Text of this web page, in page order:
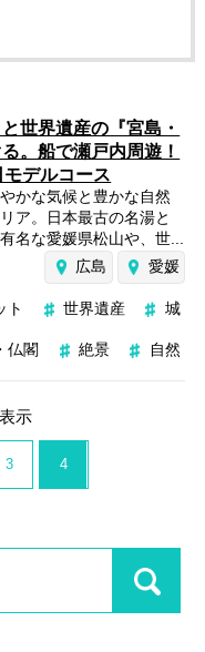
世界遺産の『宮島・
。船で瀬戸内周遊！
デルコース
かな気候と豊かな自然
ア。日本最古の名湯と
名な愛媛県松山や、世...
広島
愛媛
ト 世界遺産 城
仏閣 絶景 自然
示
3 4